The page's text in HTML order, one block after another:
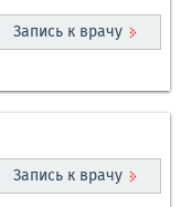
Запись к врачу
Запись к врачу